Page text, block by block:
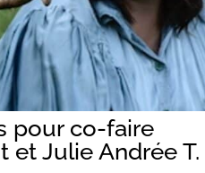
pour co-faire
et Julie Andrée T.